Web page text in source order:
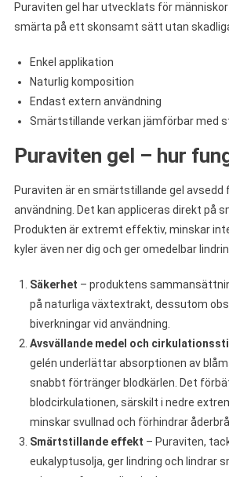
Puraviten gel har utvecklats för människor
smärta på ett skonsamt sätt utan
Enkel applikation
Naturlig komposition
Endast extern användning
Smärtstillande verkan jämförbar med
Puraviten gel – hur
Puraviten är en smärtstillande gel avsedd
användning. Det kan appliceras direkt på
Produkten är extremt effektiv, minskar
kyler även ner dig och ger omedelbar
Säkerhet – produktens
på naturliga växtextrakt, dessutom
biverkningar vid användning.
Avsvällande medel och
gelén underlättar absorptionen av
snabbt förtränger blodkärlen. Det
blodcirkulationen, särskilt i nedre
minskar svullnad och förhindrar
Smärtstillande effekt – Puraviten,
eukalyptusolja, ger lindring och lindrar